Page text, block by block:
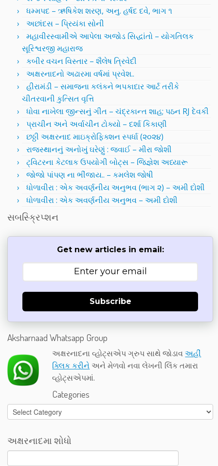
ધમ્મપદ – ઋષિકેશ શરણ, અનુ. હર્ષદ દવે, ભાગ ૧
અછાંદસ – પ્રિયંકા સોની
મહાવીરસ્વામીએ આપેલા અજોડ સિદ્ધાંતો – યોગતિલક
સૂરિશ્વરજી મહારાજ
કબીર વચન વિસ્તાર – શૈલેષ ત્રિવેદી
અક્ષરનાદનો અઢારમા વર્ષમાં પ્રવેશ..
હીરામંડી – સમાજના કલંકને ભપકાદાર આર્ટ તરીકે
ચીતરવાની કુત્સિત વૃત્તિ
ધોવા નાખેલા જીન્સનું ગીત – ચંદ્રકાન્ત શાહ; પઠન RJ દેવકી
પ્રાચીન અને અર્વાચીન ટોક્યો – દર્શા કિકાણી
છઠ્ઠી અક્ષરનાદ માઇક્રોફિક્શન સ્પર્ધા (૨૦૨૪)
રાજસ્થાનનું અનોખું ઘરેણું : જવાઈ – મીરા જોશી
ટ્વિટરના કેટલાક ઉપયોગી બોટ્સ – જિજ્ઞેશ અધ્યારૂ
જોજો પાંપણ ના ભીંજાય.. – કમલેશ જોષી
ધોળાવીરા : એક અવર્ણનીય અનુભવ (ભાગ ૨) – અમી દોશી
ધોળાવીરા : એક અવર્ણનીય અનુભવ – અમી દોશી
સબસ્ક્રિપ્શન
Get new articles in email:
Subscribe
Aksharnaad Whatsapp Group
અક્ષરનાદના વ્હોટ્સએપ ગ્રુપ સાથે જોડાવઅહીં
ક્લિક કરીને અને મેળવો નવા લેખની લિંક તમારા
વ્હોટ્સએપમાં.
Categories
Categories
અક્ષરનાદમા શોધો